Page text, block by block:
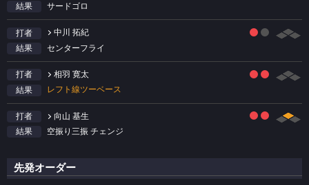
結果
サードゴロ
打者
中川 拓紀
結果
センターフライ
打者
相羽 寛太
結果
レフト線ツーベース
打者
向山 基生
結果
空振り三振 チェンジ
先発オーダー